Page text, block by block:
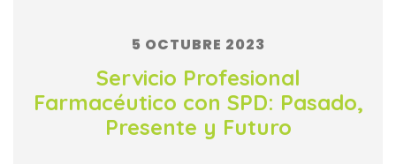
5 OCTUBRE 2023
Servicio Profesional
Farmacéutico con SPD: Pasado,
Presente y Futuro